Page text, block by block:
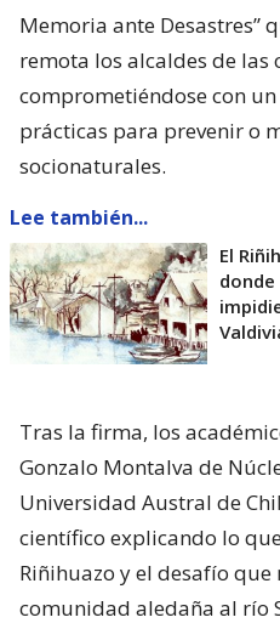
Memoria ante Desastres”
remota los alcaldes de las
comprometiéndose con
prácticas para prevenir o
socionaturales.
Lee también...
El
Tras la firma, los
Gonzalo Montalva de
Universidad Austral de
científico explicando lo
Riñihuazo y el desafío
comunidad aledaña al río